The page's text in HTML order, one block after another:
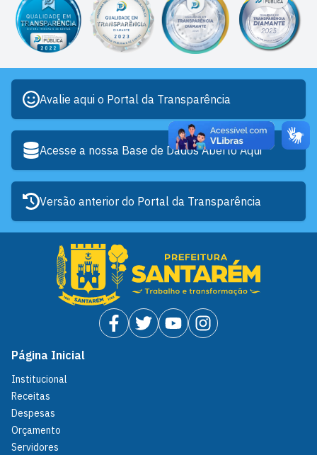
Avalie aqui o Portal da Transparência
Acesse a nossa Base de Dados Aberto Aqui
Versão anterior do Portal da Transparência
Página Inicial
Institucional
Receitas
Despesas
Orçamento
Servidores